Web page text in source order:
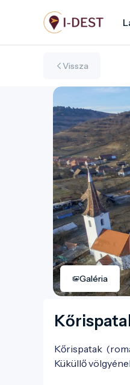
tartalomra
Vissza
Galéria
Kőrispatak
Küküllő